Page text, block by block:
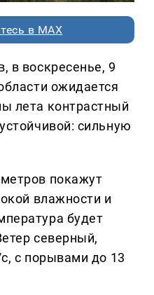
в MAX
в воскресенье, 9
ожидается
лета контрастный
сильную
покажут
влажности и
будет
северный,
с порывами до 13